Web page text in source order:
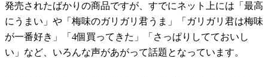
発売されたばかりの商品ですが、すでにネット上には「最高
にうまい」や「梅味のガリガリ君うま」「ガリガリ君は梅味
が一番好き」「4個買ってきた」「さっぱりしてておいし
い」など、いろんな声があがって話題となっています。